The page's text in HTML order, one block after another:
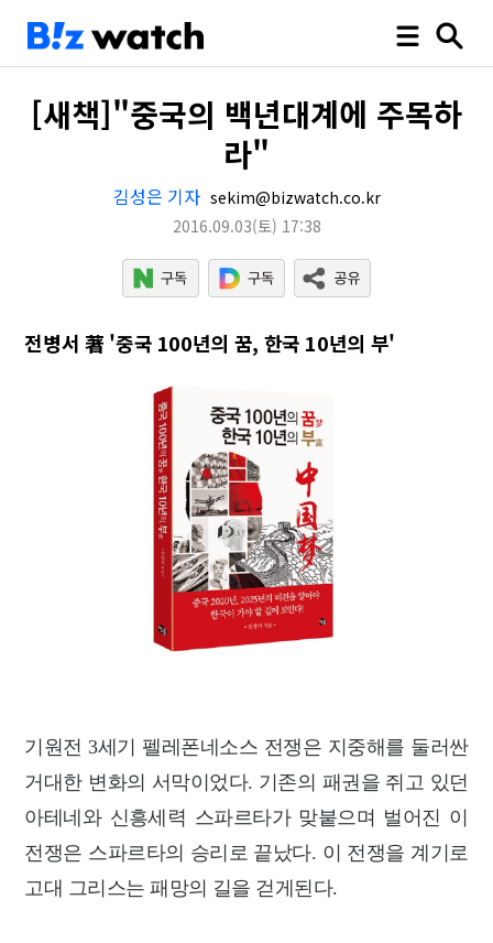
[새책]"중국의 백년대계에 주목하
라"
김성은 기자 sekim@bizwatch.co.kr
2016.09.03(토) 17:38
전병서 著 '중국 100년의 꿈, 한국 10년의 부'
기원전 3세기 펠레폰네소스 전쟁은 지중해를 둘러싼
거대한 변화의 서막이었다. 기존의 패권을 쥐고 있던
아테네와 신흥세력 스파르타가 맞붙으며 벌어진 이
전쟁은 스파르타의 승리로 끝났다. 이 전쟁을 계기로
고대 그리스는 패망의 길을 걷게된다.